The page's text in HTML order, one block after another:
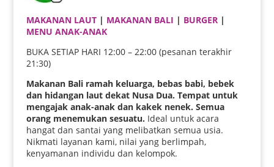
MAKANAN LAUT| MAKANAN BALI | BURGER|
MENU ANAK-ANAK
BUKA SETIAP HARI 12:00 – 22:00 (pesanan terakhir
21:30)
Makanan Bali ramah keluarga, bebas babi, bebek
dan hidangan laut dekat Nusa Dua. Tempat untuk
mengajak anak-anak dan kakek nenek. Semua
orang menemukan sesuatu. Ideal untuk acara
hangat dan santai yang melibatkan semua usia.
Nikmati layanan kami, nilai yang berlimpah,
kenyamanan individu dan kelompok.